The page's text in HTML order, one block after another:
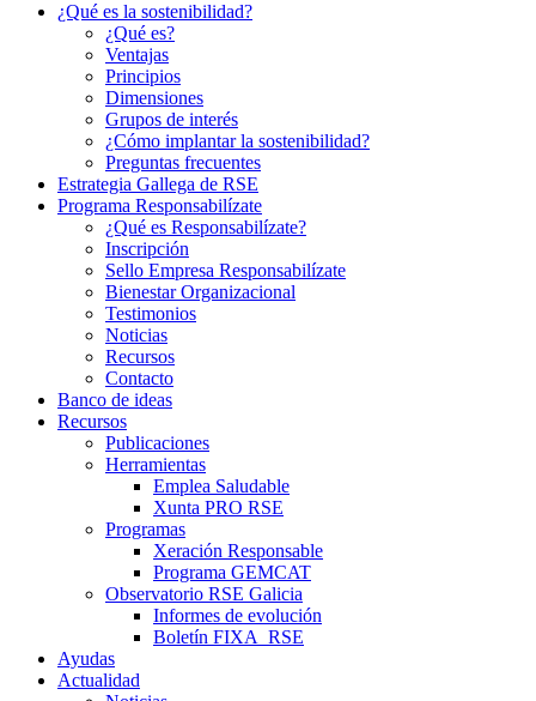
¿Qué es la sostenibilidad?
¿Qué es?
Ventajas
Principios
Dimensiones
Grupos de interés
¿Cómo implantar la sostenibilidad?
Preguntas frecuentes
Estrategia Gallega de RSE
Programa Responsabilízate
¿Qué es Responsabilízate?
Inscripción
Sello Empresa Responsabilízate
Bienestar Organizacional
Testimonios
Noticias
Recursos
Contacto
Banco de ideas
Recursos
Publicaciones
Herramientas
Emplea Saludable
Xunta PRO RSE
Programas
Xeración Responsable
Programa GEMCAT
Observatorio RSE Galicia
Informes de evolución
Boletín FIXA_RSE
Ayudas
Actualidad